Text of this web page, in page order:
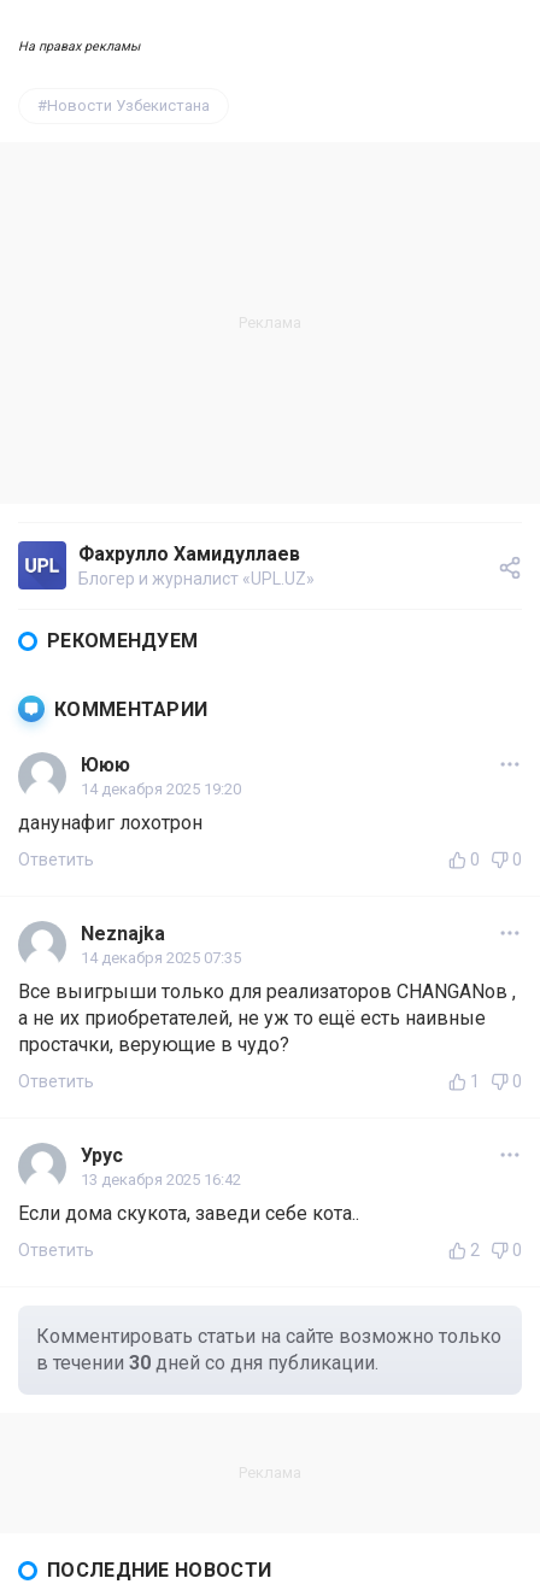
На правах рекламы
Новости Узбекистана
Фахрулло Хамидуллаев
Блогер и журналист «UPL.UZ»
РЕКОМЕНДУЕМ
КОММЕНТАРИИ
Ююю
14 декабря 2025 19:20
данунафиг лохотрон
Ответить 0 0
Neznajka
14 декабря 2025 07:35
Все выигрыши только для реализаторов CHANGANов ,
а не их приобретателей, не уж то ещё есть наивные
простачки, верующие в чудо?
Ответить 1 0
Урус
13 декабря 2025 16:42
Если дома скукота, заведи себе кота..
Ответить 2 0
Комментировать статьи на сайте возможно только
в течении 30 дней со дня публикации.
ПОСЛЕДНИЕ НОВОСТИ